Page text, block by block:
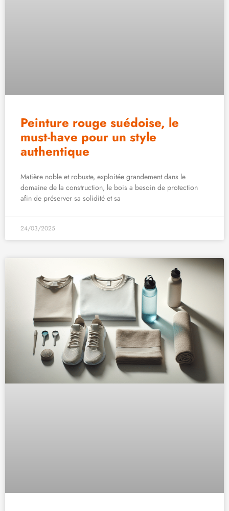
Peinture rouge suédoise, le
must-have pour un style
authentique
Matière noble et robuste, exploitée grandement dans le
domaine de la construction, le bois a besoin de protection
afin de préserver sa solidité et sa
24/03/2025